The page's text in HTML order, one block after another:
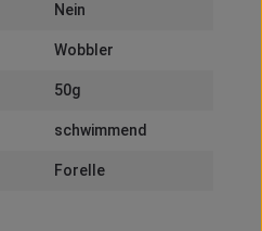
Nein
Wobbler
50g
schwimmend
Forelle